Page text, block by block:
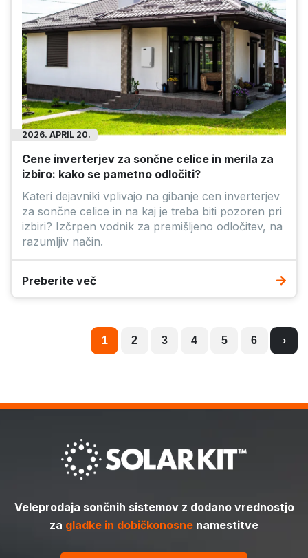
2026. APRIL 20.
Cene inverterjev za sončne celice in merila za
izbiro: kako se pametno odločiti?
Kateri dejavniki vplivajo na gibanje cen inverterjev
za sončne celice in na kaj je treba biti pozoren pri
izbiri? Izčrpen vodnik za premišljeno odločitev, na
razumljiv način.
Preberite več
1 2 3 4 5 6 ›
Veleprodaja sončnih sistemov z dodano vrednostjo
za gladke in dobičkonosne namestitve